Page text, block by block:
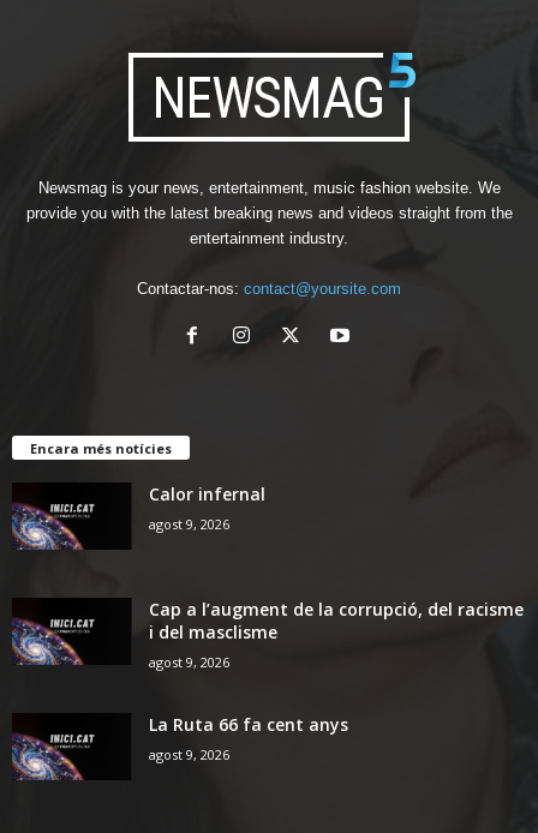
Newsmag is your news, entertainment, music fashion website. We
provide you with the latest breaking news and videos straight from the
entertainment industry.
Contactar-nos: contact@yoursite.com
Encara més notícies
Calor infernal
agost 9, 2026
Cap a l’augment de la corrupció, del racisme
i del masclisme
agost 9, 2026
La Ruta 66 fa cent anys
agost 9, 2026